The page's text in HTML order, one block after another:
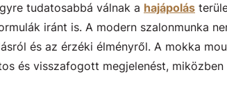
tudatosabbá válnak a hajápolás
iránt is. A modern szalonmunka
és az érzéki élményről. A mokka
és visszafogott megjelenést,